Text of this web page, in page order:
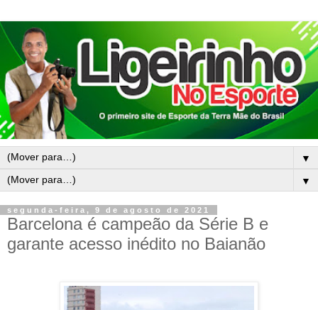
▼
▼
segunda-feira, 9 de agosto de 2021
Barcelona é campeão da Série B e
garante acesso inédito no Baianão